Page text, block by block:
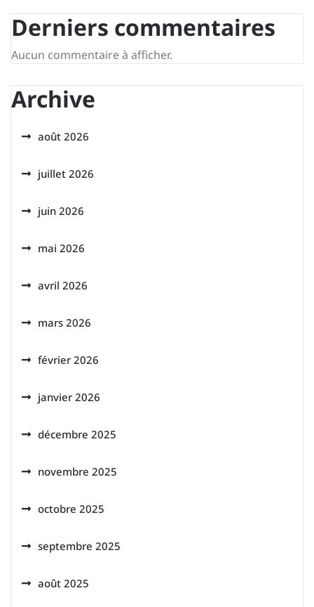
Derniers commentaires
Aucun commentaire à afficher.
Archive
août 2026
juillet 2026
juin 2026
mai 2026
avril 2026
mars 2026
février 2026
janvier 2026
décembre 2025
novembre 2025
octobre 2025
septembre 2025
août 2025